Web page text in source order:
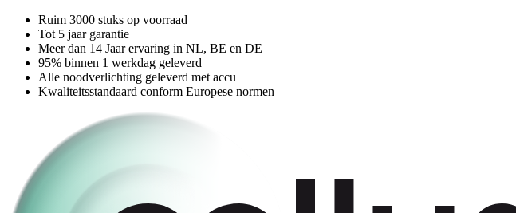
Ruim 3000 stuks op voorraad
Tot 5 jaar garantie
Meer dan 14 Jaar ervaring in NL, BE en DE
95% binnen 1 werkdag geleverd
Alle noodverlichting geleverd met accu
Kwaliteitsstandaard conform Europese normen